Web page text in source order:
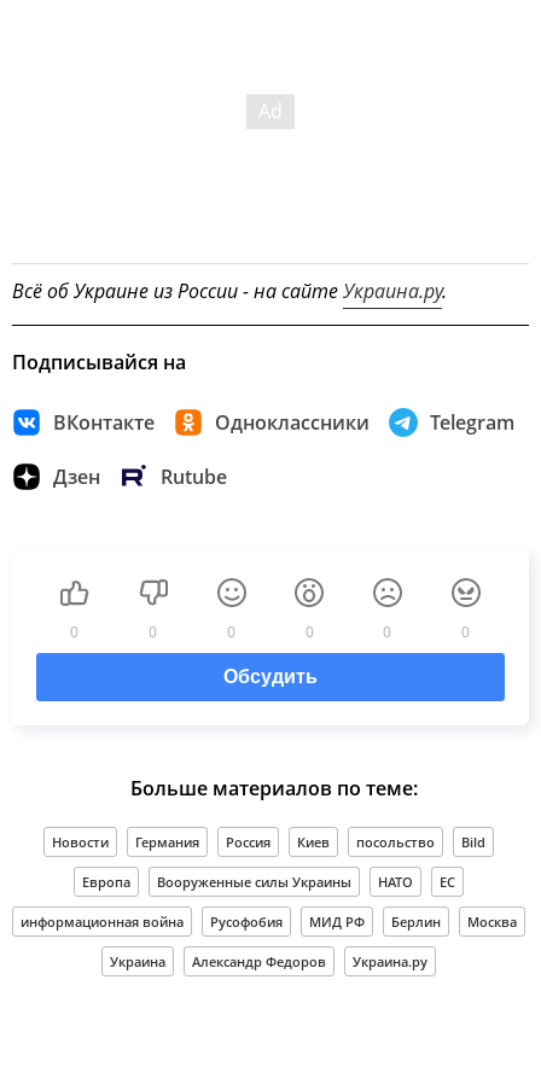
Всё об Украине из России - на сайтеУкраина.ру.
Подписывайся на
ВКонтакте Одноклассники Telegram
Дзен Rutube
0 0 0 0 0 0
Обсудить
Больше материалов по теме:
Новости Германия Россия Киев посольство Bild
Европа Вооруженные силы Украины НАТО ЕС
информационная война Русофобия МИД РФ Берлин Москва
Украина Александр Федоров Украина.ру